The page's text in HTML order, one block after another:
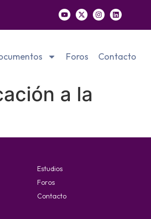
Foros Contacto
a la
Estudios
Foros
Contacto